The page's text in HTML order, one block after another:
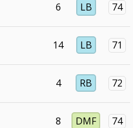
6 LB 74
14 LB 71
4 RB 72
8 DMF 74